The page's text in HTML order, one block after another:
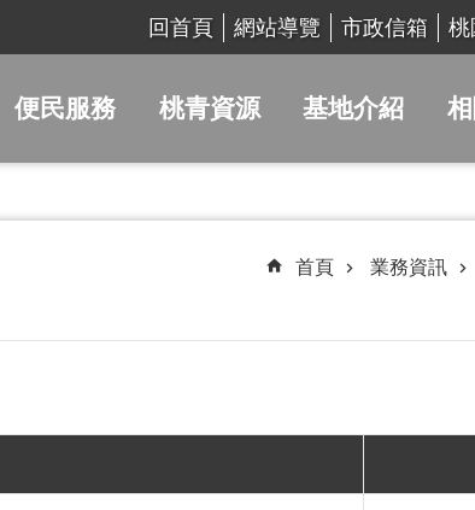
回首頁 網站導覽 市政信箱 桃
便民服務 桃青資源 基地介紹
首頁 業務資訊